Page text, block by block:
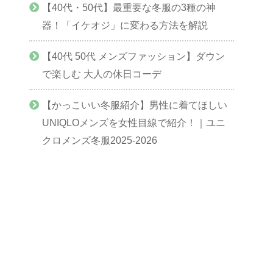
【40代・50代】最重要な冬服の3種の神
器！「イケオジ」に変わる方法を解説
【40代 50代 メンズファッション】ダウン
で楽しむ 大人の休日コーデ
【かっこいい冬服紹介】男性に着てほしい
UNIQLOメンズを女性目線で紹介！｜ユニ
クロメンズ冬服2025-2026